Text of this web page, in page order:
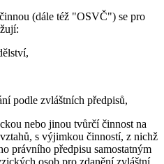
(dále též "OSVČ") se pro
podle zvláštních předpisů,
nebo jinou tvůrčí činnost na
s výjimkou činností, z nichž
právního předpisu samostatným